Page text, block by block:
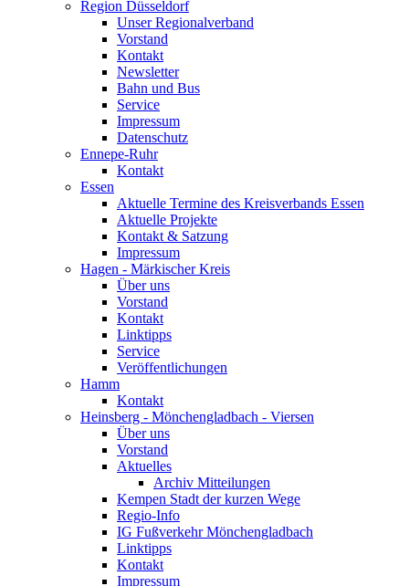
Region Düsseldorf
Unser Regionalverband
Vorstand
Kontakt
Newsletter
Bahn und Bus
Service
Impressum
Datenschutz
Ennepe-Ruhr
Kontakt
Essen
Aktuelle Termine des Kreisverbands Essen
Aktuelle Projekte
Kontakt & Satzung
Impressum
Hagen - Märkischer Kreis
Über uns
Vorstand
Kontakt
Linktipps
Service
Veröffentlichungen
Hamm
Kontakt
Heinsberg - Mönchengladbach - Viersen
Über uns
Vorstand
Aktuelles
Archiv Mitteilungen
Kempen Stadt der kurzen Wege
Regio-Info
IG Fußverkehr Mönchengladbach
Linktipps
Kontakt
Impressum